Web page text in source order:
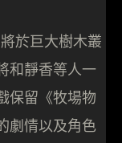
於巨大樹木叢
和靜香等人一
保留《牧場物
劇情以及角色